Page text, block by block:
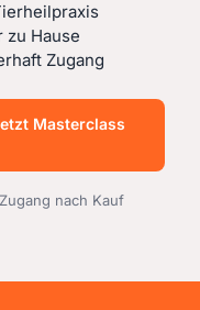
zu Hause
Zugang
Masterclass
nach Kauf